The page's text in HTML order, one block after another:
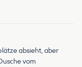
absieht, aber
vom